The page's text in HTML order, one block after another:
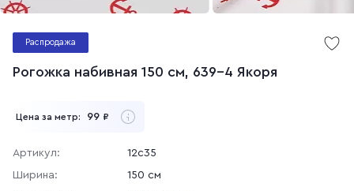
Распродажа
Рогожка набивная 150 см, 639-4 Якоря
Цена за метр: 99 ₽
Артикул:
12с35
Ширина:
150 см